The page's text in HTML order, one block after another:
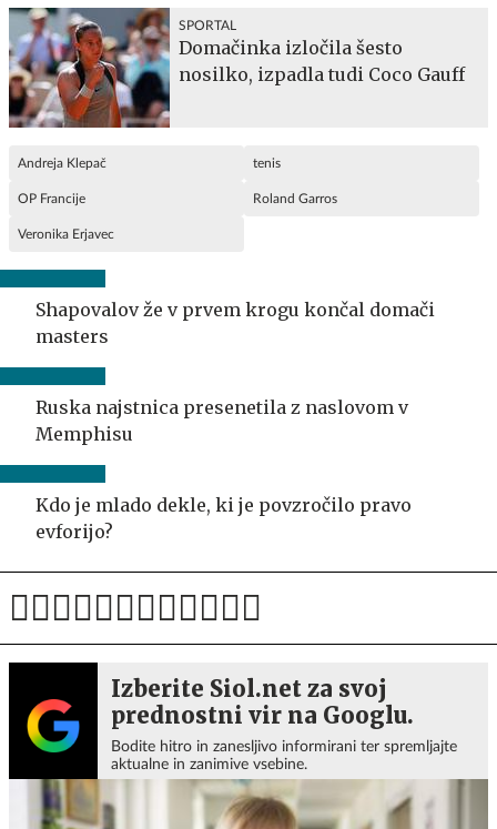
SPORTAL
Domačinka izločila šesto
nosilko, izpadla tudi Coco Gauff
Andreja Klepač tenis
OP Francije Roland Garros
Veronika Erjavec
Shapovalov že v prvem krogu končal domači
masters
Ruska najstnica presenetila z naslovom v
Memphisu
Kdo je mlado dekle, ki je povzročilo pravo
evforijo?
Izberite Siol.net za svoj
prednostni vir na Googlu.
Bodite hitro in zanesljivo informirani ter spremljajte
aktualne in zanimive vsebine.